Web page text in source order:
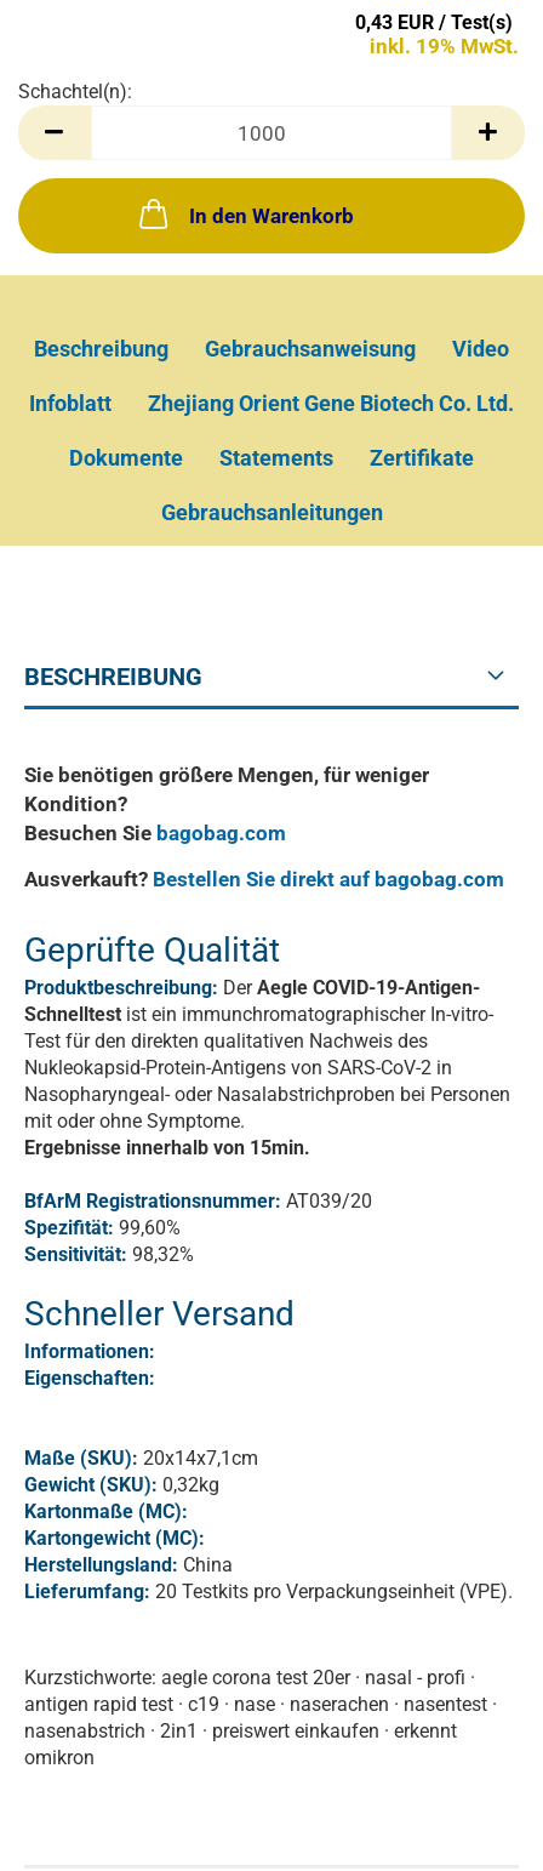
0,43 EUR / Test(s)
inkl. 19% MwSt.
Schachtel(n):
Schachtel(n)
In den Warenkorb
Beschreibung Gebrauchsanweisung Video
Infoblatt Zhejiang Orient Gene Biotech Co. Ltd.
Dokumente Statements Zertifikate
Gebrauchsanleitungen
BESCHREIBUNG
Sie benötigen größere Mengen, für weniger
Kondition?
Besuchen Sie bagobag.com
Ausverkauft? Bestellen Sie direkt auf bagobag.com
Geprüfte Qualität
Produktbeschreibung: DerAegle COVID-19-Antigen-
Schnelltest ist ein immunchromatographischer In-vitro-
Test für den direkten qualitativen Nachweis des
Nukleokapsid-Protein-Antigens von SARS-CoV-2 in
Nasopharyngeal- oder Nasalabstrichproben bei Personen
mit oder ohne Symptome.
Ergebnisse innerhalb von 15min.
BfArM Registrationsnummer: AT039/20
Spezifität: 99,60%
Sensitivität: 98,32%
Schneller Versand
Informationen:
Eigenschaften:
Maße (SKU): 20x14x7,1cm
Gewicht (SKU): 0,32kg
Kartonmaße (MC):
Kartongewicht (MC):
Herstellungsland: China
Lieferumfang: 20 Testkits pro Verpackungseinheit (VPE).
Kurzstichworte: aegle corona test 20er · nasal - profi ·
antigen rapid test · c19 · nase · naserachen · nasentest ·
nasenabstrich · 2in1 · preiswert einkaufen · erkennt
omikron